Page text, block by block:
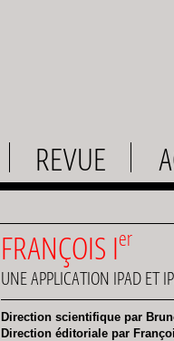
REVUE
FRANÇOIS Ier
UNE APPLICATION IPAD ET
Direction scientifique par
Direction éditoriale par